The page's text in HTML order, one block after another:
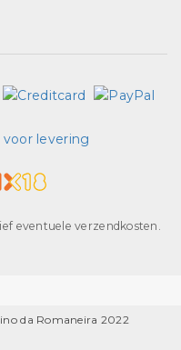
da Romaneira 2022
eventuele verzendkosten.